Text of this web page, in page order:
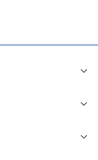
keyboard_arrow_down
keyboard_arrow_down
keyboard_arrow_down